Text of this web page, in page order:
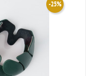
-25%